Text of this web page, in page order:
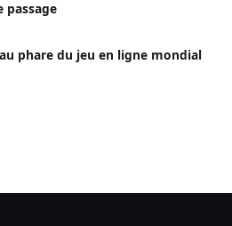
passage
phare du jeu en ligne mondial